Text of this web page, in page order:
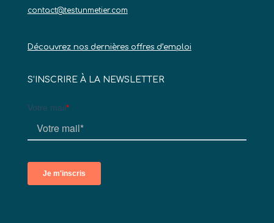
contact@testunmetier.com
Découvrez nos dernières offres d’emploi
S’INSCRIRE À LA NEWSLETTER